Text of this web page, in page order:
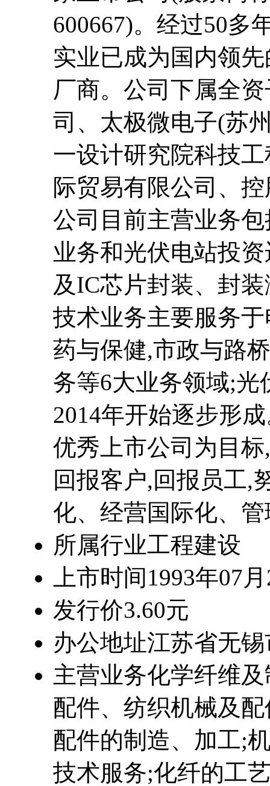
600667)。经过50多
实业已成为国内领
厂商。公司下属全
司、太极微电子(苏
一设计研究院科技
际贸易有限公司、
公司目前主营业务
业务和光伏电站投
及IC芯片封装、封
技术业务主要服务
药与保健,市政与路
务等6大业务领域;
2014年开始逐步形
优秀上市公司为目
回报客户,回报员工,
化、经营国际化、
所属行业工程建设
上市时间1993年07
发行价3.60元
办公地址江苏省无
主营业务化学纤维
配件、纺织机械及
配件的制造、加工;
技术服务;化纤的工